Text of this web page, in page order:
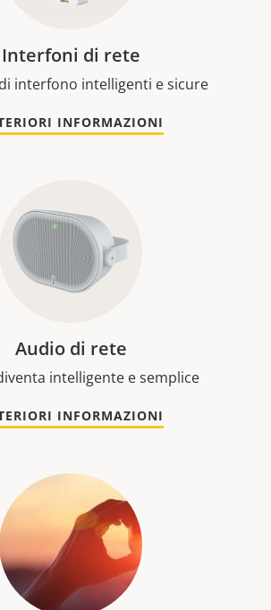
Interfoni di rete
interfono intelligenti e sicure
INFORMAZIONI
Audio di rete
intelligente e semplice
INFORMAZIONI